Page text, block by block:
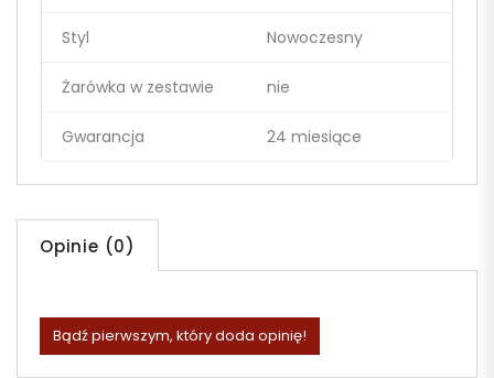
Styl Nowoczesny
Żarówka w zestawie nie
Gwarancja 24 miesiące
Opinie (0)
Bądź pierwszym, który doda opinię!